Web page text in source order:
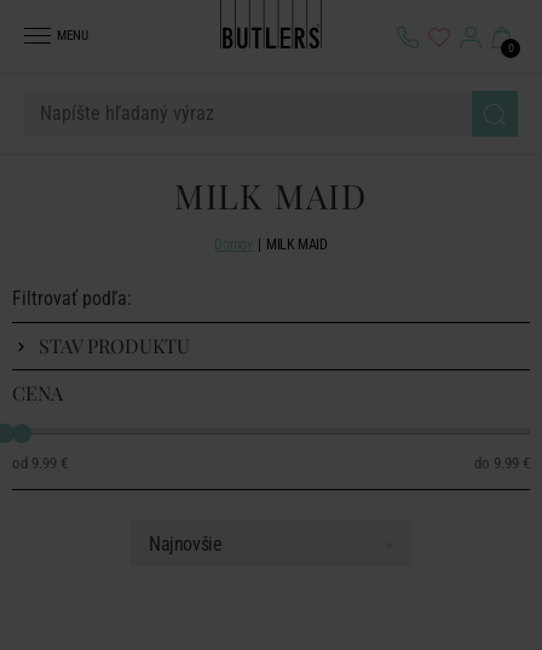
MENU
0
MILK MAID
Domov MILK MAID
Filtrovať podľa:
STAV PRODUKTU
CENA
9.99 € 9.99 €